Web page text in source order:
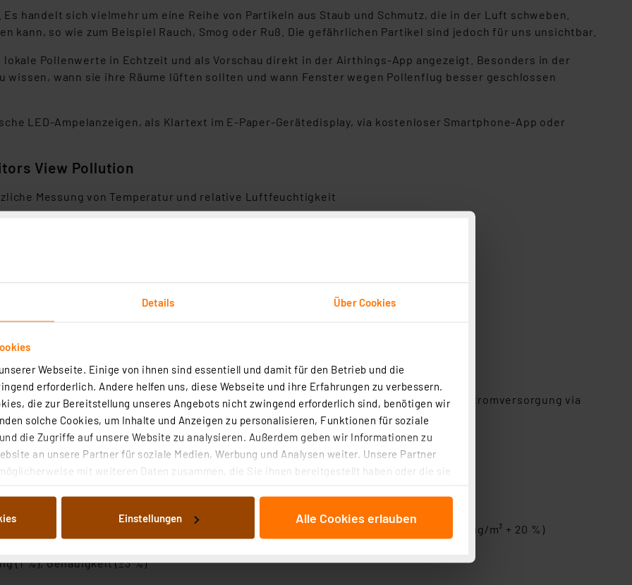
Details Über Cookies
Webseite. Einige von ihnen sind essentiell und damit für den Betrieb und die
erforderlich. Andere helfen uns, diese Webseite und ihre Erfahrungen zu verbessern.
die zur Bereitstellung unseres Angebots nicht zwingend erforderlich sind, benötigen wir
solche Cookies, um Inhalte und Anzeigen zu personalisieren, Funktionen für soziale
die Zugriffe auf unsere Website zu analysieren. Außerdem geben wir Informationen zu
an unsere Partner für soziale Medien, Werbung und Analysen weiter. Unsere Partner
mit weiteren Daten zusammen, die Sie ihnen bereitgestellt haben oder die sie
dargestellten bzw. die von Ihnen ausgewählten Verarbeitungszwecke (Art. 6
Auflistung der einzelnen Cookies nach Zweck und Anbieter ist durch Klick auf den
Ihre erteilte Zustimmung können Sie jederzeit unter dem Link „Cookie Einstellungen“
Einstellungen Alle Cookies erlauben
handelt sich vielmehr um eine Reihe von Partikeln aus Staub und Schmutz, die in der Luft schweben.
kann, so wie zum Beispiel Rauch, Smog oder Ruß. Die gefährlichen Partikel sind jedoch für uns unsichtbar.
lokale Pollenwerte in Echtzeit und als Vorschau direkt in der Airthings-App angezeigt. Besonders in der
wann sie ihre Räume lüften sollten und wann Fenster wegen Pollenflug besser geschlossen
LED-Ampelanzeigen, als Klartext im E-Paper-Gerätedisplay, via kostenloser Smartphone-App oder
View Pollution
Messung von Temperatur und relative Luftfeuchtigkeit
Gerät mit LED-Farbanzeigen (grün/gelb/rot)
E-Paper-Display (2,9") und via Smartphone-App (iOS/Android)
5 min), Feinstaub PM2.5 (alle 10 min)
10 μm
via IFTTT
der Anzeige von gewünschten Messparametern)
und deren Daten der Airthings-Produktfamilie "WAVE" online
(6x AA/Mignon-Batterie) möglich / Laufzeit bis zu 2 Jahre - alternativ dauerhafte Stromversorgung via
1,8 m)
0,4 A) oder WiFi (2,4 GHz / 802.11b/g/n)
auf einen Tisch geeignet
g
(1 μg/m³), Genauigkeit: unter 150 μg/m³: ±(5 μg/m³ + 15 %), größer 150 μg/m³: ±(5 μg/m³ + 20 %)
Genauigkeit (±0,5 °C)
(1 %), Genauigkeit (±3 %)